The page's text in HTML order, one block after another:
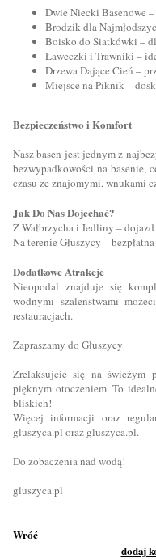
Dwie Niecki Basenowe
Brodzik dla
Boisko do Siatkówki –
Ławeczki i Trawniki –
Drzewa Dające Cień –
Miejsce na Piknik –
Bezpieczeństwo i Komfort
Nasz basen jest jednym z
bezwypadkowości na basenie,
czasu ze znajomymi, wnukami
Jak Do Nas Dojechać?
Z Wałbrzycha i Jedliny –
Na terenie Głuszycy –
Dodatkowe Atrakcje
Nieopodal znajduje się
wodnymi szaleństwami
restauracjach.
Zapraszamy do Głuszycy
Zrelaksujcie się na świeżym
pięknym otoczeniem. To
bliskich!
Więcej informacji oraz
gluszyca.pl oraz gluszyca.pl.
Do zobaczenia nad wodą!
gluszyca.pl
Wróć
dodaj